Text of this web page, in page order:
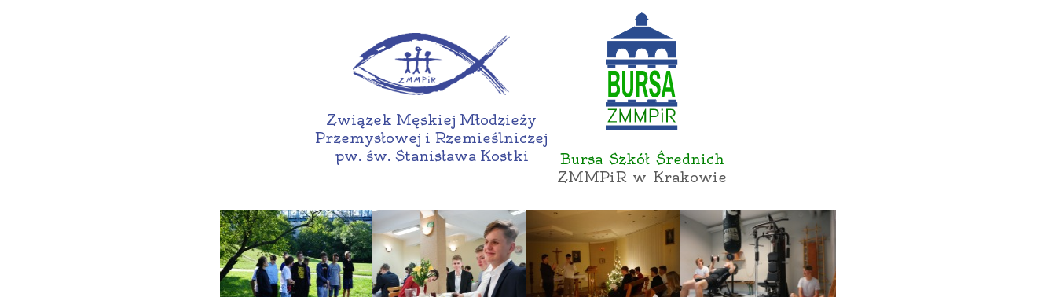
Związek Męskiej Młodzieży
Przemysłowej i Rzemieślniczej
pw. św. Stanisława Kostki
Bursa Szkół Średnich
ZMMPiR w Krakowie